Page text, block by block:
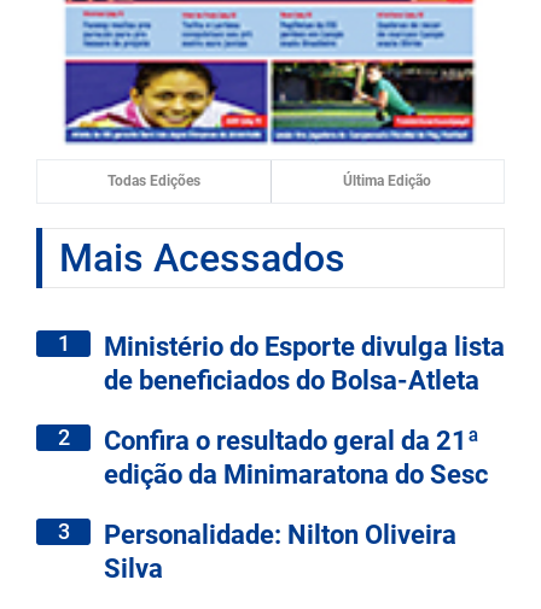
Todas Edições Última Edição
Mais Acessados
1
Ministério do Esporte divulga lista
de beneficiados do Bolsa-Atleta
2
Confira o resultado geral da 21ª
edição da Minimaratona do Sesc
3
Personalidade: Nilton Oliveira
Silva